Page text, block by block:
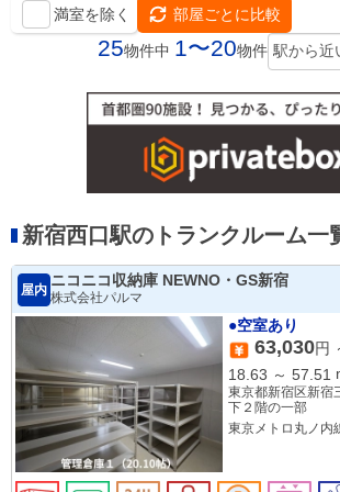
満室を除く 部屋ごとに比較
25物件中 1〜20物件
新宿西口駅のトランクルーム一
屋内
ニコニコ収納庫 NEWNO・GS新宿
株式会社パルマ
●空室あり
63,030円
18.63 ～ 57.51
東京都新宿区新宿
下２階の一部
東京メトロ丸ノ内